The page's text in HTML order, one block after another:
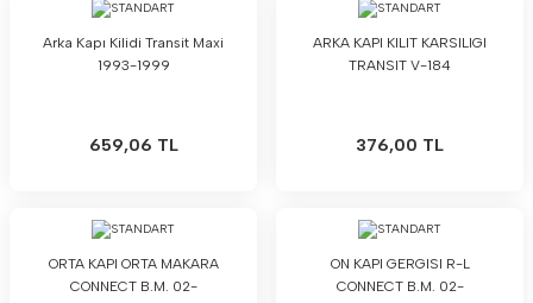
Arka Kapı Kilidi Transit Maxi
1993-1999
659,06 TL
ARKA KAPI KILIT KARSILIGI
TRANSIT V-184
376,00 TL
ORTA KAPI ORTA MAKARA
CONNECT B.M. 02-
ON KAPI GERGISI R-L
CONNECT B.M. 02-